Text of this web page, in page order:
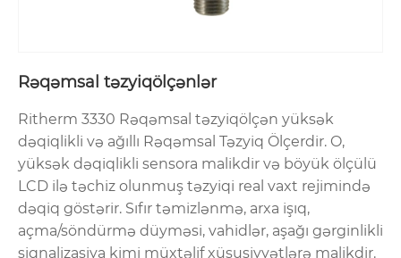
Rəqəmsal təzyiqölçənlər
Ritherm 3330 Rəqəmsal təzyiqölçən yüksək
dəqiqlikli və ağıllı Rəqəmsal Təzyiq Ölçerdir. O,
yüksək dəqiqlikli sensora malikdir və böyük ölçülü
LCD ilə təchiz olunmuş təzyiqi real vaxt rejimində
dəqiq göstərir. Sıfır təmizlənmə, arxa işıq,
açma/söndürmə düyməsi, vahidlər, aşağı gərginlikli
siqnalizasiya kimi müxtəlif xüsusiyyətlərə malikdir.